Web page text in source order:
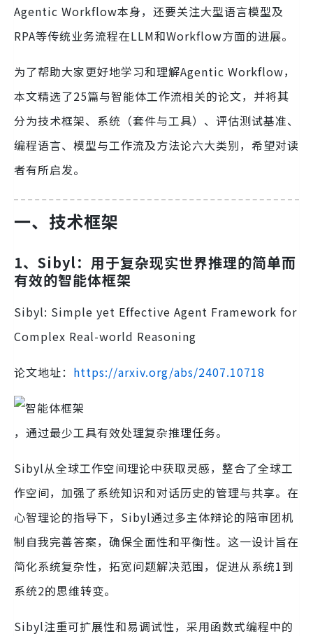
Agentic Workflow本身，还要关注大型语言模型及
RPA等传统业务流程在LLM和Workflow方面的进展。
为了帮助大家更好地学习和理解Agentic Workflow，
本文精选了25篇与智能体工作流相关的论文，并将其
分为技术框架、系统（套件与工具）、评估测试基准、
编程语言、模型与工作流及方法论六大类别，希望对读
者有所启发。
一、技术框架
1、Sibyl：用于复杂现实世界推理的简单而
有效的智能体框架
Sibyl: Simple yet Effective Agent Framework for
Complex Real-world Reasoning
论文地址： https://arxiv.org/abs/2407.10718
，通过最少工具有效处理复杂推理任务。
Sibyl从全球工作空间理论中获取灵感，整合了全球工
作空间，加强了系统知识和对话历史的管理与共享。在
心智理论的指导下，Sibyl通过多主体辩论的陪审团机
制自我完善答案，确保全面性和平衡性。这一设计旨在
简化系统复杂性，拓宽问题解决范围，促进从系统1到
系统2的思维转变。
Sibyl注重可扩展性和易调试性，采用函数式编程中的